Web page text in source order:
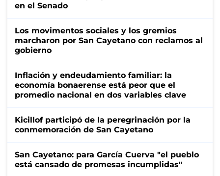
en el Senado
Los movimentos sociales y los gremios
marcharon por San Cayetano con reclamos al
gobierno
Inflación y endeudamiento familiar: la
economía bonaerense está peor que el
promedio nacional en dos variables clave
Kicillof participó de la peregrinación por la
conmemoración de San Cayetano
San Cayetano: para García Cuerva "el pueblo
está cansado de promesas incumplidas"